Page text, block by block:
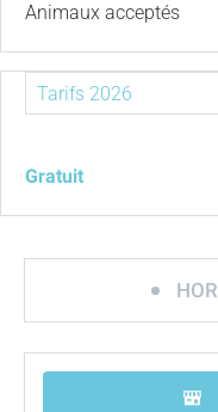
Animaux acceptés
Gratuit